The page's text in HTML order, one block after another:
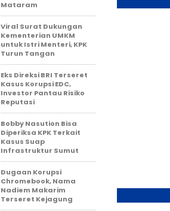
Mataram
Viral Surat Dukungan
Kementerian UMKM
untuk Istri Menteri, KPK
Turun Tangan
Eks Direksi BRI Terseret
Kasus Korupsi EDC,
Investor Pantau Risiko
Reputasi
Bobby Nasution Bisa
Diperiksa KPK Terkait
Kasus Suap
Infrastruktur Sumut
Dugaan Korupsi
Chromebook, Nama
Nadiem Makarim
Terseret Kejagung